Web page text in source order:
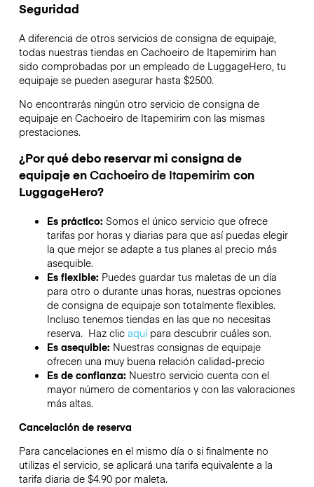
Seguridad
A diferencia de otros servicios de consigna de equipaje,
todas nuestras tiendas en Cachoeiro de Itapemirim han
sido comprobadas por un empleado de LuggageHero, tu
equipaje se pueden asegurar hasta $2500.
No encontrarás ningún otro servicio de consigna de
equipaje en Cachoeiro de Itapemirim con las mismas
prestaciones.
¿Por qué debo reservar mi consigna de
equipaje enCachoeiro de Itapemirim con
LuggageHero?
Es práctico: Somos el único servicio que ofrece
tarifas por horas y diarias para que así puedas elegir
la que mejor se adapte a tus planes al precio más
asequible.
Es flexible: Puedes guardar tus maletas de un día
para otro o durante unas horas, nuestras opciones
de consigna de equipaje son totalmente flexibles.
Incluso tenemos tiendas en las que no necesitas
reserva. Haz clic aquípara descubrir cuáles son.
Es asequible: Nuestras consignas de equipaje
ofrecen una muy buena relación calidad-precio
Es de confianza: Nuestro servicio cuenta con el
mayor número de comentarios y con las valoraciones
más altas.
Cancelación de reserva
Para cancelaciones en el mismo día o si finalmente no
utilizas el servicio, se aplicará una tarifa equivalente a la
tarifa diaria de $4.90 por maleta.